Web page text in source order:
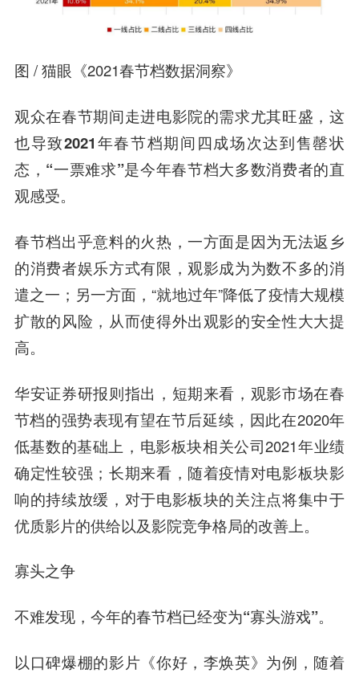
图 / 猫眼《2021春节档数据洞察》
观众在春节期间走进电影院的需求尤其旺盛，这
也导致2021年春节档期间四成场次达到售罄状
态，“一票难求”是今年春节档大多数消费者的直
观感受。
春节档出乎意料的火热，一方面是因为无法返乡
的消费者娱乐方式有限，观影成为为数不多的消
遣之一；另一方面，“就地过年”降低了疫情大规模
扩散的风险，从而使得外出观影的安全性大大提
高。
华安证券研报则指出，短期来看，观影市场在春
节档的强势表现有望在节后延续，因此在2020年
低基数的基础上，电影板块相关公司2021年业绩
确定性较强；长期来看，随着疫情对电影板块影
响的持续放缓，对于电影板块的关注点将集中于
优质影片的供给以及影院竞争格局的改善上。
寡头之争
不难发现，今年的春节档已经变为“寡头游戏”。
以口碑爆棚的影片《你好，李焕英》为例，随着